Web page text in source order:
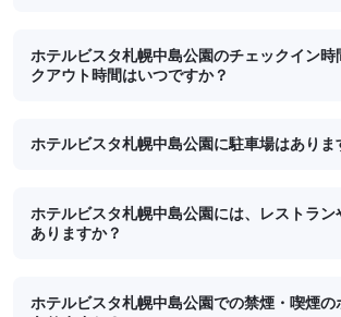
ホテルビスタ札幌中島公園のチェックイン時
クアウト時間はいつですか？
ホテルビスタ札幌中島公園に駐車場はありま
ホテルビスタ札幌中島公園には、レストラン
ありますか？
ホテルビスタ札幌中島公園での禁煙・喫煙の